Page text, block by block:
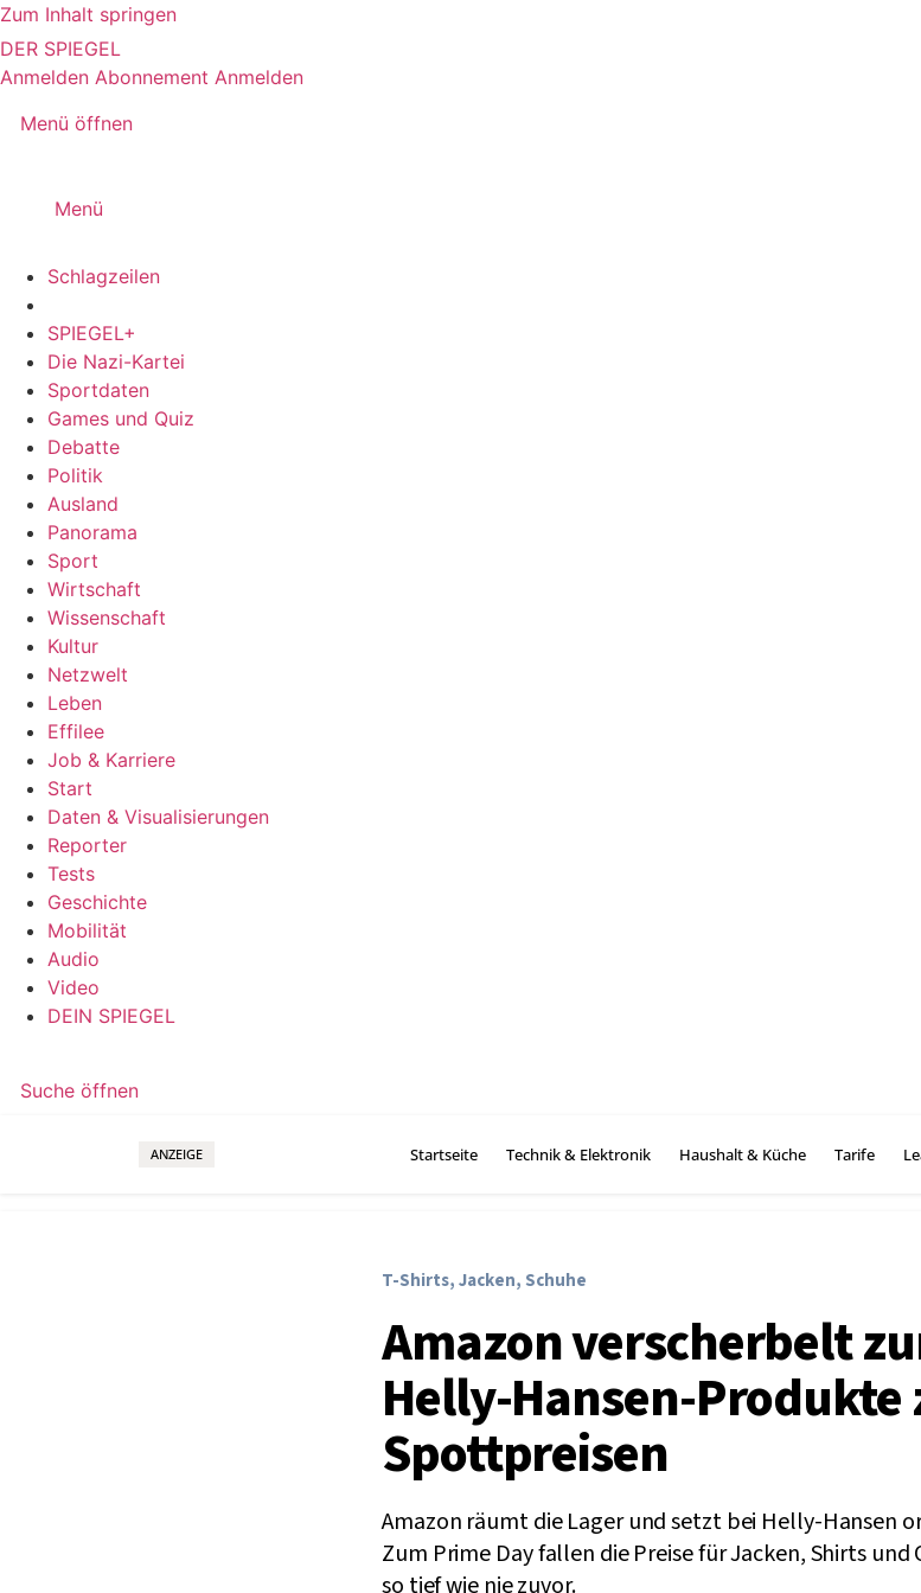
Zum Inhalt springen
DER SPIEGEL
Anmelden Abonnement Anmelden
Menü öffnen
Menü
Schlagzeilen
SPIEGEL+
Die Nazi-Kartei
Sportdaten
Games und Quiz
Debatte
Politik
Ausland
Panorama
Sport
Wirtschaft
Wissenschaft
Kultur
Netzwelt
Leben
Effilee
Job & Karriere
Start
Daten & Visualisierungen
Reporter
Tests
Geschichte
Mobilität
Audio
Video
DEIN SPIEGEL
Suche öffnen
Startseite Technik & Elektronik Haushalt & Küche Tarife
ANZEIGE
T-Shirts, Jacken, Schuhe
Amazon verscherbelt
Helly-Hansen-Produkte
Spottpreisen
Amazon räumt die Lager und setzt bei Helly-Hansen
Zum Prime Day fallen die Preise für Jacken, Shirts
so tief wie nie zuvor.